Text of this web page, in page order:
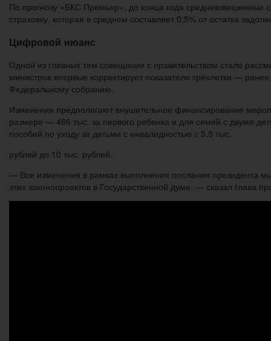
По прогнозу «БКС Премьер», до конца года средневзвешенные
страховку, которая в среднем составляет 0,5% от остатка
Цифровой нюанс
Одной из главных тем совещания с правительством стало
министров впервые корректирует показатели трёхлетки —
Федеральному собранию.
Изменения предполагают внушительное финансирование
размере — 466 тыс. за первого ребенка и для семей с двумя
пособий по уходу за детьми с инвалидностью с 5,5 тыс.
рублей до 10 тыс. рублей.
— Все изменения в рамках выполнения послания президента
этих законопроектов в Государственной думе, — сказал глава